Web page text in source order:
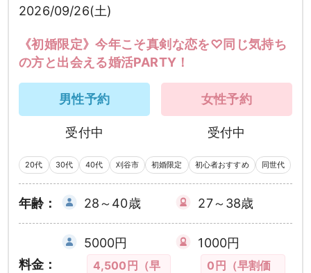
2026/09/26(土)
《初婚限定》今年こそ真剣な恋を♡同じ気持ち
の方と出会える婚活PARTY！
男性予約
受付中
女性予約
受付中
20代 30代 40代 刈谷市 初婚限定 初心者おすすめ 同世代
年齢： 28～40歳 27～38歳
料金：
5000円
4,500円（早
1000円
0円（早割価